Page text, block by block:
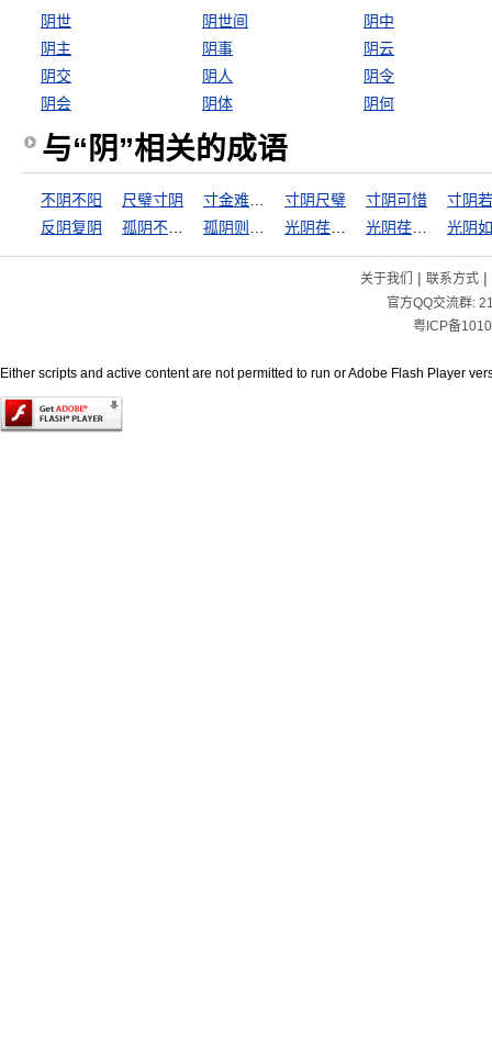
阴世 阴世间
阴中
阴主
阴事
阴云
阴交
阴人
阴令
阴会
阴体 阴何
与“阴”相关的成语
不阴不阳 尺璧寸阴 寸阴尺璧 寸阴可惜
寸阴
反阴复阴
光阴
关于我们 | 联系方式|
官方QQ交流群:
粤ICP备
Either scripts and active content are not permitted to run or Adobe Flash Player